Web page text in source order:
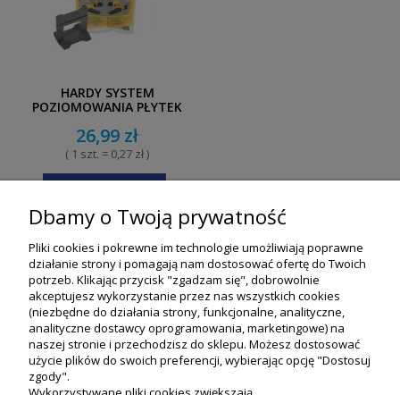
HARDY SYSTEM
POZIOMOWANIA PŁYTEK
26,99 zł
( 1 szt. = 0,27 zł )
« 1 2 3 4 5 ... 24
Dbamy o Twoją prywatność
Pliki cookies i pokrewne im technologie umożliwiają poprawne
działanie strony i pomagają nam dostosować ofertę do Twoich
potrzeb. Klikając przycisk "zgadzam się", dobrowolnie
akceptujesz wykorzystanie przez nas wszystkich cookies
(niezbędne do działania strony, funkcjonalne, analityczne,
analityczne dostawcy oprogramowania, marketingowe) na
naszej stronie i przechodzisz do sklepu. Możesz dostosować
użycie plików do swoich preferencji, wybierając opcję "Dostosuj
zgody".